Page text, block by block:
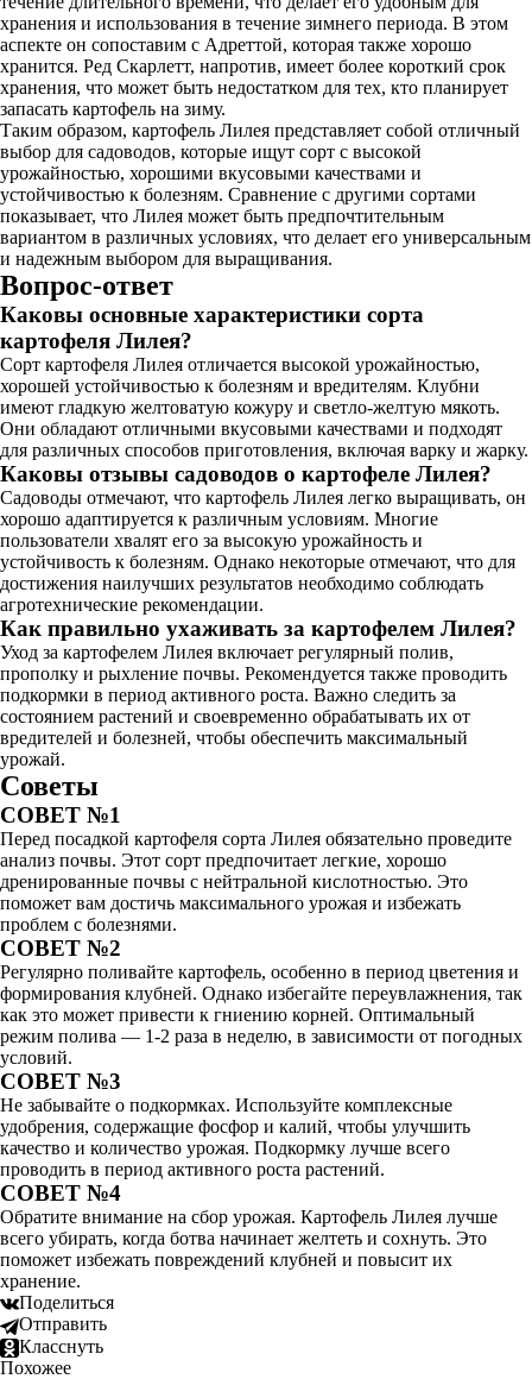
хранения и использования в течение зимнего периода. В этом
аспекте он сопоставим с Адреттой, которая также хорошо
хранится. Ред Скарлетт, напротив, имеет более короткий срок
хранения, что может быть недостатком для тех, кто планирует
запасать картофель на зиму.
Таким образом, картофель Лилея представляет собой отличный
выбор для садоводов, которые ищут сорт с высокой
урожайностью, хорошими вкусовыми качествами и
устойчивостью к болезням. Сравнение с другими сортами
показывает, что Лилея может быть предпочтительным
вариантом в различных условиях, что делает его универсальным
и надежным выбором для выращивания.
Вопрос-ответ
Каковы основные характеристики сорта
картофеля Лилея?
Сорт картофеля Лилея отличается высокой урожайностью,
хорошей устойчивостью к болезням и вредителям. Клубни
имеют гладкую желтоватую кожуру и светло-желтую мякоть.
Они обладают отличными вкусовыми качествами и подходят
для различных способов приготовления, включая варку и жарку.
Каковы отзывы садоводов о картофеле Лилея?
Садоводы отмечают, что картофель Лилея легко выращивать, он
хорошо адаптируется к различным условиям. Многие
пользователи хвалят его за высокую урожайность и
устойчивость к болезням. Однако некоторые отмечают, что для
достижения наилучших результатов необходимо соблюдать
агротехнические рекомендации.
Как правильно ухаживать за картофелем Лилея?
Уход за картофелем Лилея включает регулярный полив,
прополку и рыхление почвы. Рекомендуется также проводить
подкормки в период активного роста. Важно следить за
состоянием растений и своевременно обрабатывать их от
вредителей и болезней, чтобы обеспечить максимальный
урожай.
Советы
СОВЕТ №1
Перед посадкой картофеля сорта Лилея обязательно проведите
анализ почвы. Этот сорт предпочитает легкие, хорошо
дренированные почвы с нейтральной кислотностью. Это
поможет вам достичь максимального урожая и избежать
проблем с болезнями.
СОВЕТ №2
Регулярно поливайте картофель, особенно в период цветения и
формирования клубней. Однако избегайте переувлажнения, так
как это может привести к гниению корней. Оптимальный
режим полива — 1-2 раза в неделю, в зависимости от погодных
условий.
СОВЕТ №3
Не забывайте о подкормках. Используйте комплексные
удобрения, содержащие фосфор и калий, чтобы улучшить
качество и количество урожая. Подкормку лучше всего
проводить в период активного роста растений.
СОВЕТ №4
Обратите внимание на сбор урожая. Картофель Лилея лучше
всего убирать, когда ботва начинает желтеть и сохнуть. Это
поможет избежать повреждений клубней и повысит их
хранение.
Поделиться
Отправить
Класснуть
Похожее